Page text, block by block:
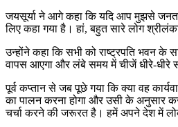
जयसूर्या ने आगे कहा कि यदि आप मुझसे जनता
लिए कहा गया है। हां, बहुत सारे लोग
उन्होंने कहा कि सभी को राष्ट्रपति भवन
वापस आएगा और लंबे समय में चीजें धीरे-धीरे
पूर्व कप्तान से जब पूछे गया कि क्या वह
का पालन करना होगा और उसी के अनुसार
चर्चा करने की जरूरत है। हमें अपने देश में